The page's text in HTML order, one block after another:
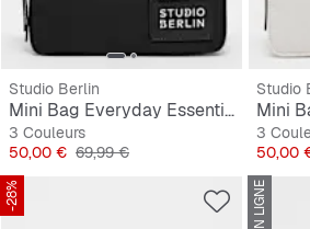
Studio Berlin
Mini Bag Everyday Essential Bag Dahlem
3 Couleurs
Prix
50,00 € Prix original
69,99 €
Studio
3
Prix
50,00
-28%